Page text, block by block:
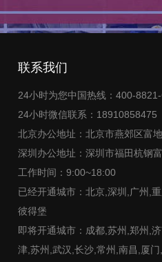
联系我们
24小时为您中国热线：400-
24小时微信联系：18910858475
北京办公地址：北京市燕郊区富
深圳办公地址：深圳市福田杭钢
工作时间：9:00~18:00
已经开通城市：北京,深圳,广州,
彼得堡
即将开通城市：成都,苏州,郑州,
津,苏州,武汉,长沙,常州,南昌,厦